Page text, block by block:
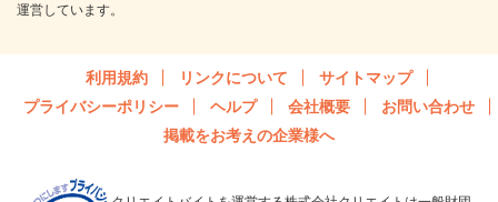
運営しています。
利用規約 リンクについて
サイトマップ
プライバシーポリシー
ヘルプ 会社概要
お問い合わせ
掲載をお考えの企業様へ